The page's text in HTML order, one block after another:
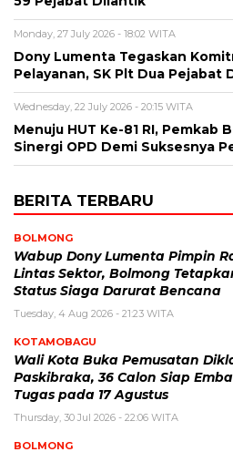
Monday, 27 July 2026 - 18:02 WITA
Dony Lumenta Tegaskan
Pelayanan, SK Plt Dua Pejabat
Wednesday, 22 July 2026 - 20:15 WITA
Menuju HUT Ke-81 RI, Pemkab
Sinergi OPD Demi Suksesnya
BERITA TERBARU
BOLMONG
Wabup Dony Lumenta Pimpin
Lintas Sektor, Bolmong
Status Siaga Darurat Bencana
Tuesday, 4 Aug 2026 - 21:23 WITA
KOTAMOBAGU
Wali Kota Buka Pemusatan
Paskibraka, 36 Calon Siap
Tugas pada 17 Agustus
Thursday, 30 Jul 2026 - 22:06 WITA
BOLMONG